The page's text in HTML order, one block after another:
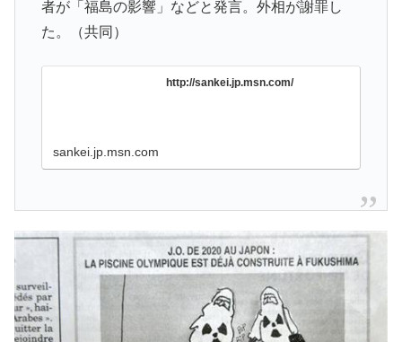
者が「福島の影響」などと発言。外相が謝罪し
た。（共同）
http://sankei.jp.msn.com/
sankei.jp.msn.com